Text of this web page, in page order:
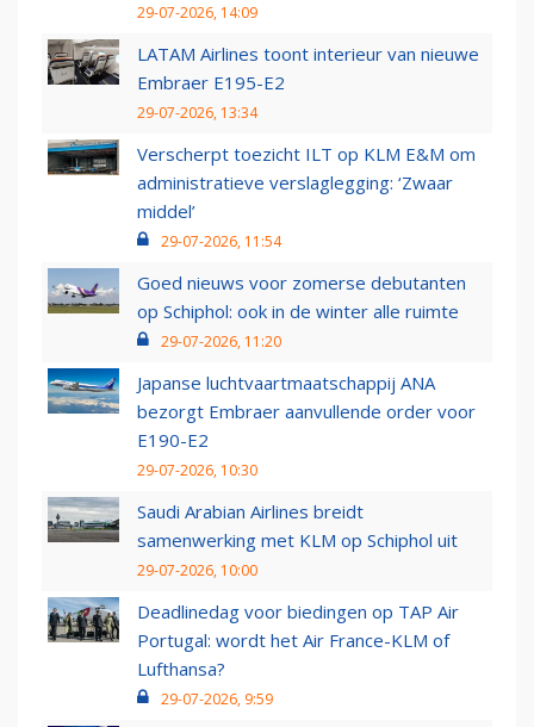
29-07-2026, 14:09
LATAM Airlines toont interieur van nieuwe
Embraer E195-E2
29-07-2026, 13:34
Verscherpt toezicht ILT op KLM E&M om
administratieve verslaglegging: ‘Zwaar
middel’
29-07-2026, 11:54
Goed nieuws voor zomerse debutanten
op Schiphol: ook in de winter alle ruimte
29-07-2026, 11:20
Japanse luchtvaartmaatschappij ANA
bezorgt Embraer aanvullende order voor
E190-E2
29-07-2026, 10:30
Saudi Arabian Airlines breidt
samenwerking met KLM op Schiphol uit
29-07-2026, 10:00
Deadlinedag voor biedingen op TAP Air
Portugal: wordt het Air France-KLM of
Lufthansa?
29-07-2026, 9:59